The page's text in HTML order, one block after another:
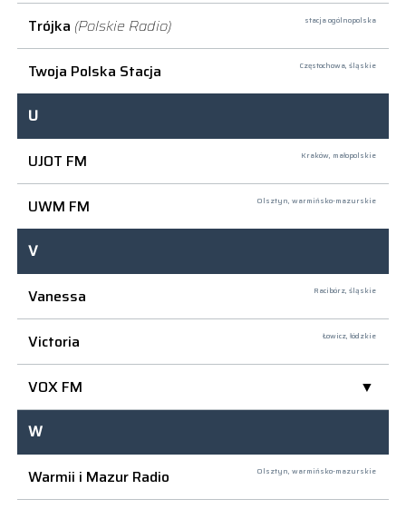
Trójka (Polskie Radio) stacja ogólnopolska
Twoja Polska Stacja Częstochowa, śląskie
U
UJOT FM
Kraków, małopolskie
UWM FM Olsztyn, warmińsko-mazurskie
V
Vanessa
Racibórz, śląskie
Victoria Łowicz, łódzkie
VOX FM
W
Warmii i Mazur Radio
Olsztyn, warmińsko-mazurskie